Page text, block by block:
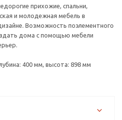
прихожие, спальни,
и молодежная мебель в
Возможность поэлементного
дома с помощью мебели
400 мм, высота: 898 мм